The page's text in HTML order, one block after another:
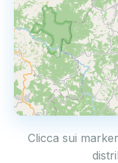
Clicca sui